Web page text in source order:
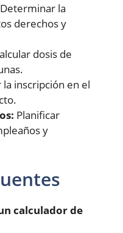
Determinar la
derechos y
dosis de
la inscripción en el
Planificar
y
calculador de